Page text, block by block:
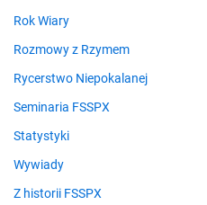
Rok Wiary
Rozmowy z Rzymem
Rycerstwo Niepokalanej
Seminaria FSSPX
Statystyki
Wywiady
Z historii FSSPX